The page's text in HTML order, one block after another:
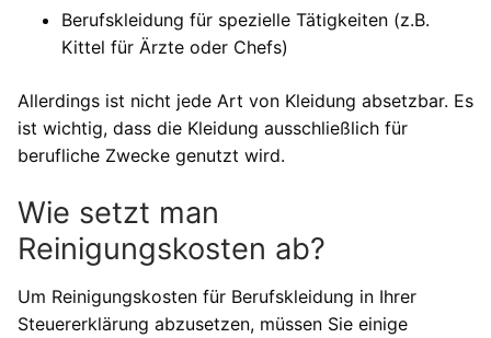
Berufskleidung für spezielle Tätigkeiten (z.B.
Kittel für Ärzte oder Chefs)
Allerdings ist nicht jede Art von Kleidung absetzbar. Es
ist wichtig, dass die Kleidung ausschließlich für
berufliche Zwecke genutzt wird.
Wie setzt man
Reinigungskosten ab?
Um Reinigungskosten für Berufskleidung in Ihrer
Steuererklärung abzusetzen, müssen Sie einige